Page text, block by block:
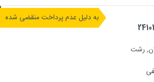
به دلیل عدم پرداخت منقضی شده
, رشت